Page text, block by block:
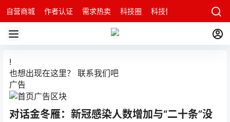
自营商城 作者认证 需求热卖 科技圈 科技快讯 智能科技问
!
也想出现在这里？ 联系我们吧
广告
对话金冬雁：新冠感染人数增加与“二十条”没